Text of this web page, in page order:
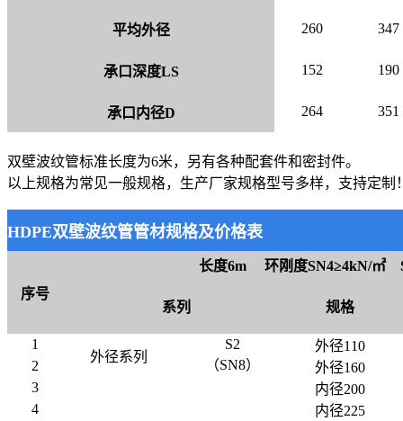
平均外径 260 347
承口深度LS 152 190
承口内径D 264 351
双壁波纹管标准长度为6米，另有各种配套件和密封件。
以上规格为常见一般规格，生产厂家规格型号多样，支持定制
HDPE双壁波纹管管材规格及价格表
序号
长度6m 环刚度SN4≥4kN/㎡
系列 规格
1
外径系列
S2
（SN8）
外径110
2
外径160
3
内径200
4
内径225